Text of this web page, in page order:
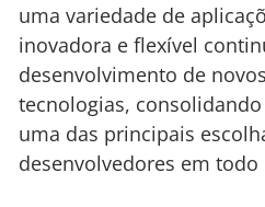
uma variedade de
inovadora e flexível
desenvolvimento de
tecnologias,
uma das principais
desenvolvedores em